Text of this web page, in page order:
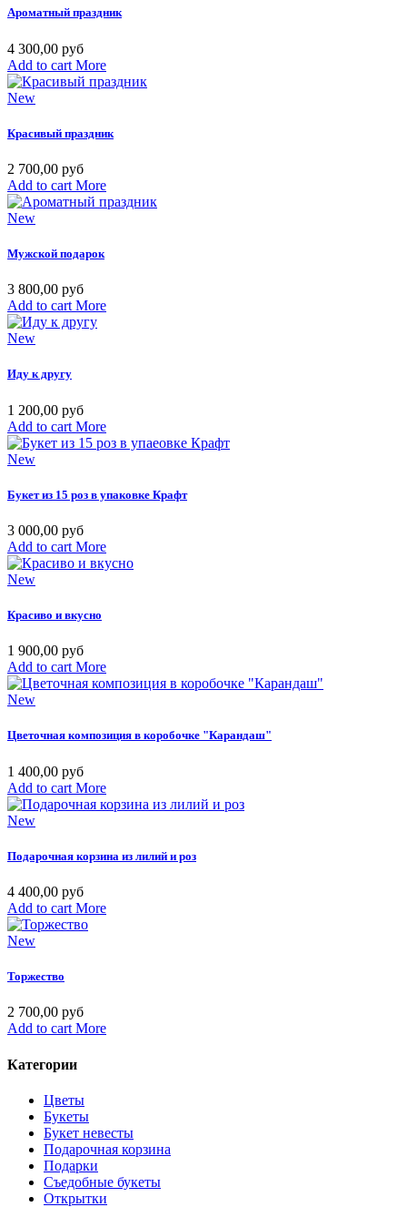
Ароматный праздник
4 300,00 руб
Add to cart More
New
Красивый праздник
2 700,00 руб
Add to cart More
New
Мужской подарок
3 800,00 руб
Add to cart More
New
Иду к другу
1 200,00 руб
Add to cart More
New
Букет из 15 роз в упаковке Крафт
3 000,00 руб
Add to cart More
New
Красиво и вкусно
1 900,00 руб
Add to cart More
New
Цветочная композиция в коробочке "Карандаш"
1 400,00 руб
Add to cart More
New
Подарочная корзина из лилий и роз
4 400,00 руб
Add to cart More
New
Торжество
2 700,00 руб
Add to cart More
Категории
Цветы
Букеты
Букет невесты
Подарочная корзина
Подарки
Съедобные букеты
Открытки